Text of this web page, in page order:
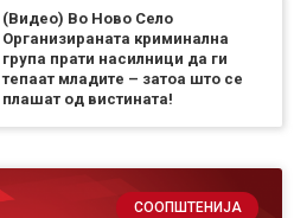
(Видео) Во Ново Село
Организираната криминална
група прати насилници да ги
тепаат младите – затоа што се
плашат од вистината!
СООПШТЕНИЈА